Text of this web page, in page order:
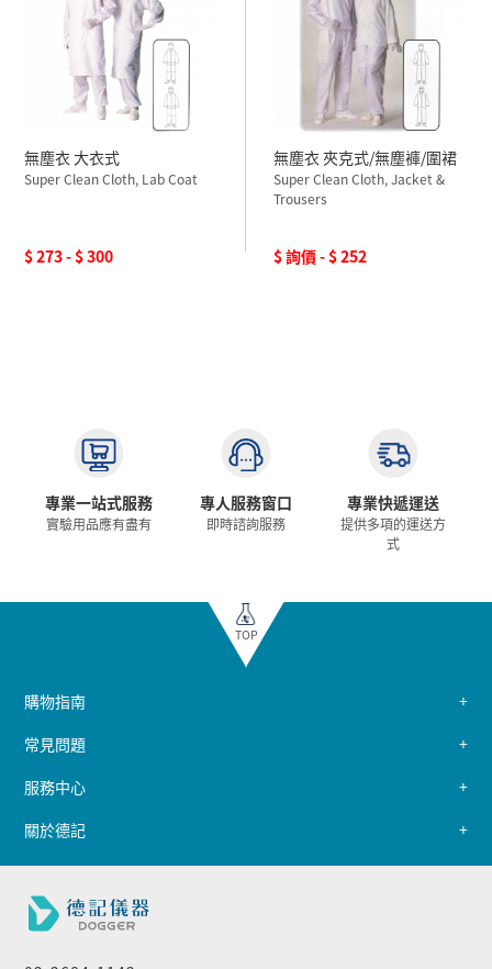
無塵衣 大衣式
Super Clean Cloth, Lab Coat
$ 273 - $ 300
無塵衣 夾克式/無塵褲/圍裙
Super Clean Cloth, Jacket &
Trousers
$ 詢價 - $ 252
專業一站式服務
實驗用品應有盡有
專人服務窗口
即時諮詢服務
專業快遞運送
提供多項的運送方
式
TOP
購物指南
常見問題
服務中心
關於德記